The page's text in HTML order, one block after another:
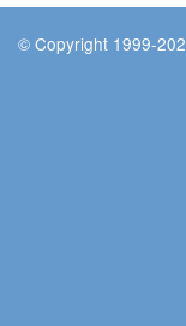
© Copyright 1999-